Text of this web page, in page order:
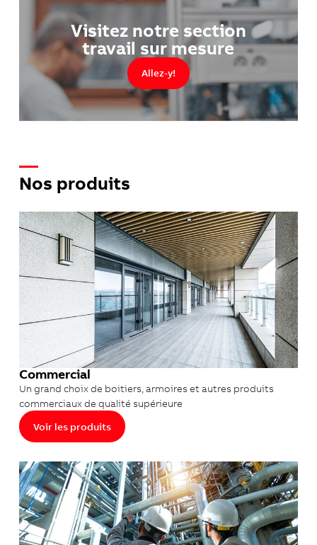
Visitez notre section
travail sur mesure
Allez-y!
Nos produits
Commercial
Un grand choix de boitiers, armoires et autres produits
commerciaux de qualité supérieure
Voir les produits